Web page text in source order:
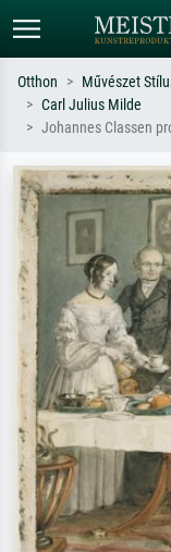
Alap
szerint – pl. Monet,
impresszionizmus,
Otthon Művészet
Carl Julius Milde
Johannes Classen